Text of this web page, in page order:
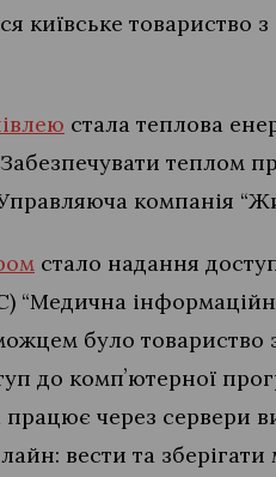
київське
стала теплова
теплом
компанія
стало надання
“Медична
було товариство
до компʼютерної
через сервери
вести та